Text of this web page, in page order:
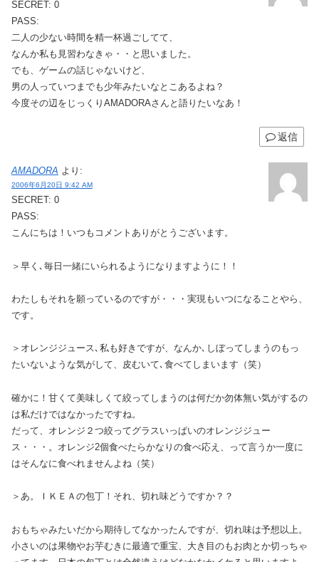
SECRET: 0
PASS:
二人の少ない時間を精一杯過ごしてて、
なんか私も見習わなきゃ・・と思いました。
でも、ゲームの話じゃないけど、
男の人っていつまでも少年みたいなとこあるよね？
今度その辺をじっくりAMADORAさんと語りたいなあ！
返信
AMADORA より:
2006年6月20日 9:42 AM
SECRET: 0
PASS:
こんにちは！いつもコメントありがとうございます。
＞早く､毎日一緒にいられるようになりますように！！
わたしもそれを願っているのですが・・・実現もいつになることやら、
です。
＞オレンジジュース､私も好きですが、なんか､しぼってしまうのもっ
たいないような気がして、皮むいて､食べてしまいます（笑）
確かに！甘くて美味しくて絞ってしまうのは何だか勿体無い気がするの
は私だけではなかったですね。
だって、オレンジ２つ絞ってグラスいっぱいのオレンジジュー
ス・・・。オレンジ2個食べたらかなりの食べ応え、って言うか一度に
はそんなに食べれませんよね（笑）
＞あ。ＩＫＥＡの包丁！それ、切れ味どうですか？？
おもちゃみたいだから期待してなかったんですが、切れ味は予想以上。
小さいのは果物やお芋むきに最適で重宝、大き目のもお肉とか切っちゃ